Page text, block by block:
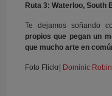
Ruta 3: Waterloo, South
Te dejamos soñando
propios que pegan un
que mucho arte en
Foto Flickr| Dominic